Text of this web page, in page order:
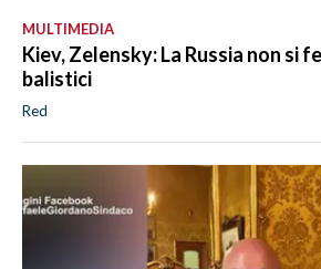
MULTIMEDIA
Kiev, Zelensky: La Russia non si
balistici
Red